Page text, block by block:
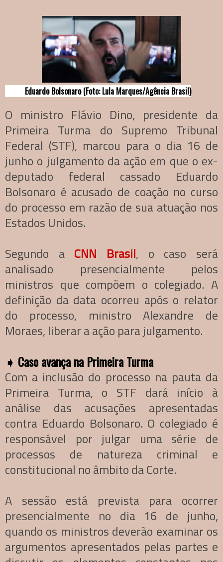
Eduardo Bolsonaro (Foto: Lula Marques/Agência Brasil)
O ministro Flávio Dino, presidente da
Primeira Turma do Supremo Tribunal
Federal (STF), marcou para o dia 16 de
junho o julgamento da ação em que o ex-
deputado federal cassado Eduardo
Bolsonaro é acusado de coação no curso
do processo em razão de sua atuação nos
Estados Unidos.
Segundo a CNN Brasil, o caso será
analisado presencialmente pelos
ministros que compõem o colegiado. A
definição da data ocorreu após o relator
do processo, ministro Alexandre de
Moraes, liberar a ação para julgamento.
➧ Caso avança na Primeira Turma
Com a inclusão do processo na pauta da
Primeira Turma, o STF dará início à
análise das acusações apresentadas
contra Eduardo Bolsonaro. O colegiado é
responsável por julgar uma série de
processos de natureza criminal e
constitucional no âmbito da Corte.
A sessão está prevista para ocorrer
presencialmente no dia 16 de junho,
quando os ministros deverão examinar os
argumentos apresentados pelas partes e